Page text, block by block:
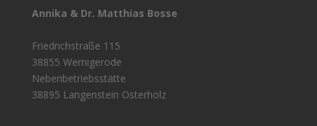
Annika & Dr. Matthias Bosse
Friedrichstraße 115
38855 Wernigerode
Nebenbetriebsstätte
38895 Langenstein Osterholz